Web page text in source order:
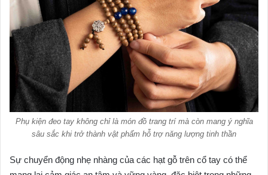
Phụ kiện đeo tay không chỉ là món đồ trang trí mà còn mang ý nghĩa
sâu sắc khi trở thành vật phẩm hỗ trợ năng lượng tinh thần
Sự chuyển động nhẹ nhàng của các hạt gỗ trên cổ tay có thể